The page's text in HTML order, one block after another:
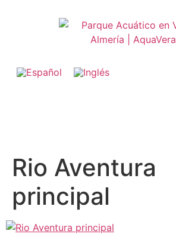
Rio Aventura
principal